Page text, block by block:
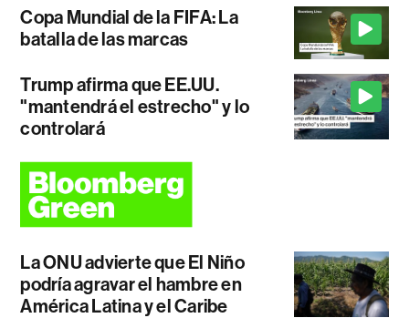
Copa Mundial de la FIFA: La
batalla de las marcas
Trump afirma que EE.UU.
"mantendrá el estrecho" y lo
controlará
La ONU advierte que El Niño
podría agravar el hambre en
América Latina y el Caribe